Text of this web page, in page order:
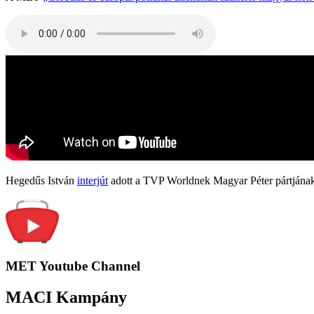
Hegedűs István interjút adott a TVP Worldnek Magyar Péter
MET Youtube Channel
MACI Kampány